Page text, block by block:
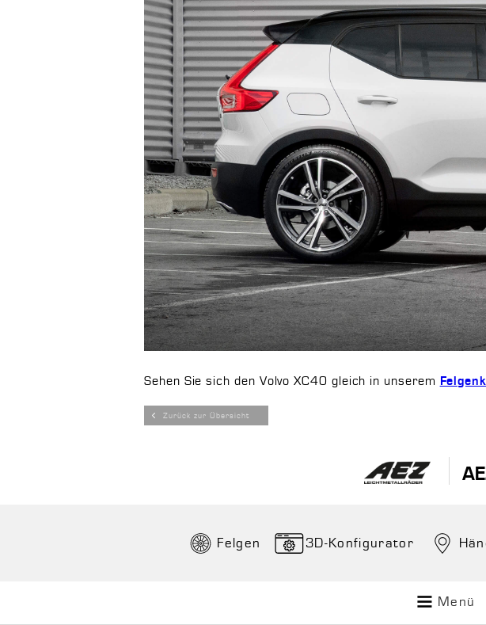
Sehen Sie sich den Volvo XC40 gleich in unserem
Zurück zur Übersicht
Felgen 3D-Konfigurator
Menü